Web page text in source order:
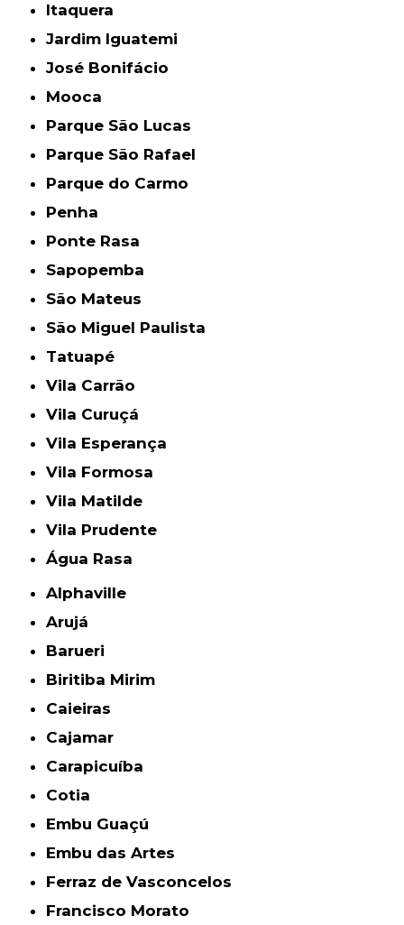
Itaquera
Jardim Iguatemi
José Bonifácio
Mooca
Parque São Lucas
Parque São Rafael
Parque do Carmo
Penha
Ponte Rasa
Sapopemba
São Mateus
São Miguel Paulista
Tatuapé
Vila Carrão
Vila Curuçá
Vila Esperança
Vila Formosa
Vila Matilde
Vila Prudente
Água Rasa
Alphaville
Arujá
Barueri
Biritiba Mirim
Caieiras
Cajamar
Carapicuíba
Cotia
Embu Guaçú
Embu das Artes
Ferraz de Vasconcelos
Francisco Morato